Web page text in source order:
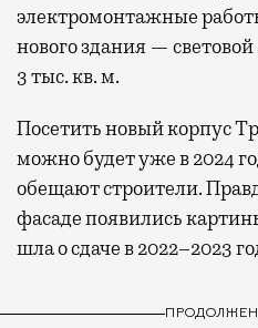
электромонтажные
нового здания —
3 тыс. кв. м.
Посетить новый корпус
можно будет уже в 2024
обещают строители.
фасаде появились
шла о сдаче в 2022–2023